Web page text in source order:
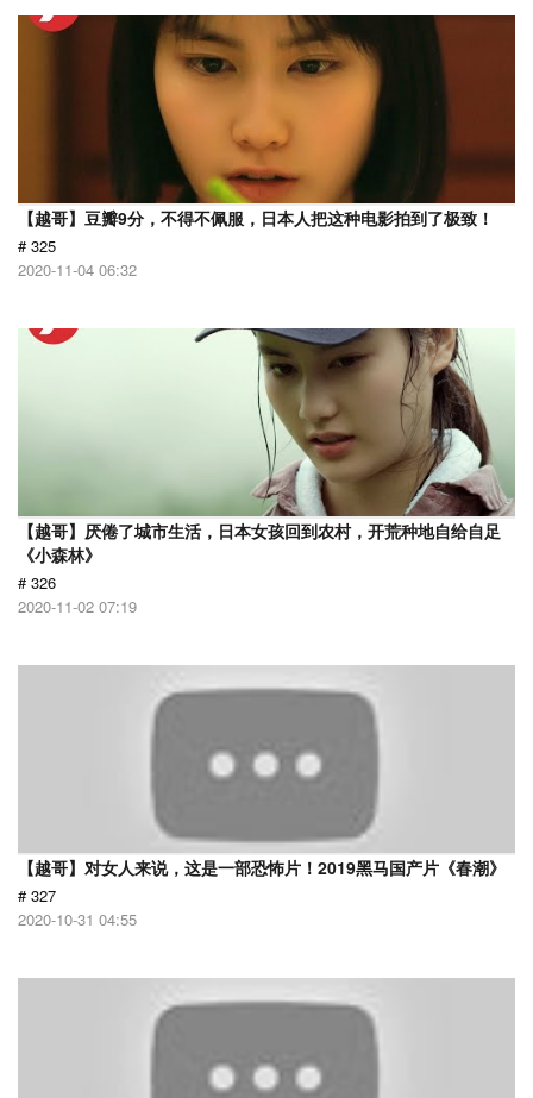
【越哥】豆瓣9分，不得不佩服，日本人把这种电影拍到了极致！
# 325
2020-11-04 06:32
【越哥】厌倦了城市生活，日本女孩回到农村，开荒种地自给自足
《小森林》
# 326
2020-11-02 07:19
【越哥】对女人来说，这是一部恐怖片！2019黑马国产片《春潮》
# 327
2020-10-31 04:55